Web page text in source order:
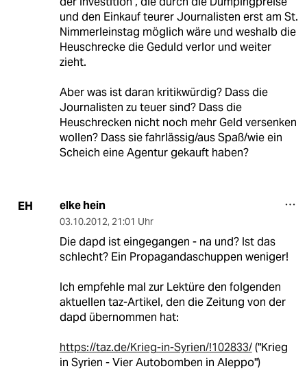
und den Einkauf teurer Journalisten erst am St.
Nimmerleinstag möglich wäre und weshalb die
Heuschrecke die Geduld verlor und weiter
zieht.
Aber was ist daran kritikwürdig? Dass die
Journalisten zu teuer sind? Dass die
Heuschrecken nicht noch mehr Geld versenken
wollen? Dass sie fahrlässig/aus Spaß/wie ein
Scheich eine Agentur gekauft haben?
EH elke hein
03.10.2012, 21:01 Uhr
Die dapd ist eingegangen - na und? Ist das
schlecht? Ein Propagandaschuppen weniger!
Ich empfehle mal zur Lektüre den folgenden
aktuellen taz-Artikel, den die Zeitung von der
dapd übernommen hat:
https://taz.de/Krieg-in-Syrien/!102833/("Krieg
in Syrien - Vier Autobomben in Aleppo")